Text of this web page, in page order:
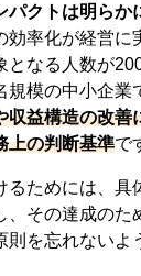
パクトは明らか
効率化が経営に
となる人数が
規模の中小企業
収益構造の改善
上の判断基準で
るためには、具
、その達成のた
を忘れないよ